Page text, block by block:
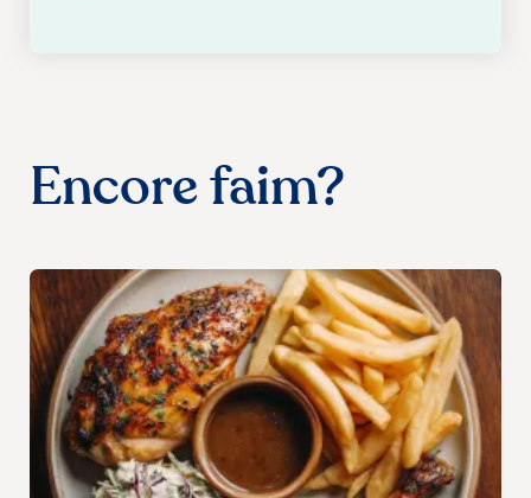
Encore faim?